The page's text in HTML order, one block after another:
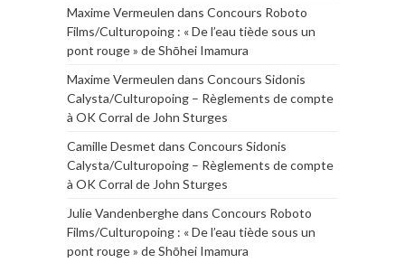
Maxime Vermeulen dans Concours Roboto
Films/Culturopoing : « De l’eau tiède sous un
pont rouge » de Shōhei Imamura
Maxime Vermeulen dans Concours Sidonis
Calysta/Culturopoing – Règlements de compte
à OK Corral de John Sturges
Camille Desmet dans Concours Sidonis
Calysta/Culturopoing – Règlements de compte
à OK Corral de John Sturges
Julie Vandenberghedans Concours Roboto
Films/Culturopoing : « De l’eau tiède sous un
pont rouge » de Shōhei Imamura